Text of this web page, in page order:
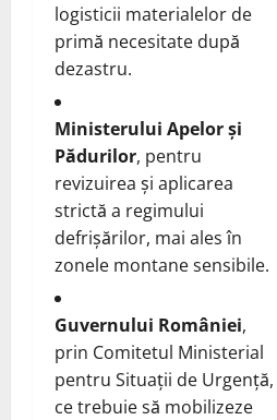
logisticii materialelor de
primă necesitate după
dezastru.
Ministerului Apelor și
Pădurilor, pentru
revizuirea și aplicarea
strictă a regimului
defrișărilor, mai ales în
zonele montane sensibile.
Guvernului României,
prin Comitetul Ministerial
pentru Situații de Urgență,
ce trebuie să mobilizeze